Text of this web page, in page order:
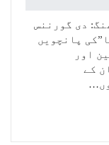
دی گورننس
پانچویں
اور
کے